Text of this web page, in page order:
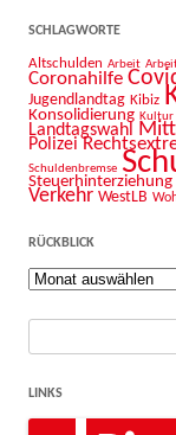
SCHLAGWORTE
Altschulden Arbeit
Coronahilfe
Jugendlandtag Kibiz
Konsolidierung Kultur
Landtagswahl
Polizei
Schuldenbremse
Steuerhinterziehung
Verkehr WestLB
RÜCKBLICK
Rückblick
Suche
LINKS